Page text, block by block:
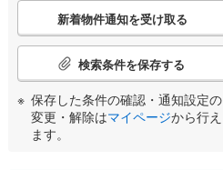
こ
検
条
件
新着物件通知を受け取る
検索条件を保存する
保存した条件の確認・通知設定の
変更・解除はマイページから行え
ます。
鹿児島 沖縄
(0)
三笠市(1)
滝川市(8)
深川市 ( 4)
小学校まで1km以内（0）